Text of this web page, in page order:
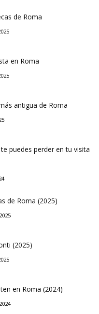
de Roma
en Roma
antigua de Roma
puedes perder en tu visita
de Roma (2025)
(2025)
en Roma (2024)